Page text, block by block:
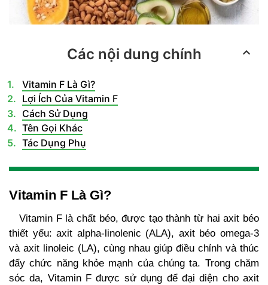
Các nội dung chính
Vitamin F Là Gì?
Lợi Ích Của Vitamin F
Cách Sử Dụng
Tên Gọi Khác
Tác Dụng Phụ
Vitamin F Là Gì?
Vitamin F là chất béo, được tạo thành từ hai axit béo
thiết yếu: axit alpha-linolenic (ALA), axit béo omega-3
và axit linoleic (LA), cùng nhau giúp điều chỉnh và thúc
đẩy chức năng khỏe mạnh của chúng ta. Trong chăm
sóc da, Vitamin F được sử dụng để đại diện cho axit